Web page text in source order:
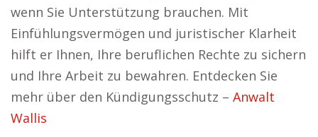
wenn Sie Unterstützung brauchen. Mit
Einfühlungsvermögen und juristischer Klarheit
hilft er Ihnen, Ihre beruflichen Rechte zu sichern
und Ihre Arbeit zu bewahren. Entdecken Sie
mehr über den Kündigungsschutz – Anwalt
Wallis